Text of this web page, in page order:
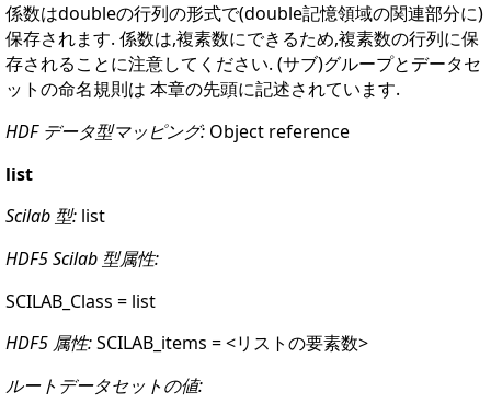
係数はdoubleの行列の形式で(double記憶領域の関連部分に)
保存されます. 係数は,複素数にできるため,複素数の行列に保
存されることに注意してください. (サブ)グループとデータセ
ットの命名規則は 本章の先頭に記述されています.
HDF データ型マッピング: Object reference
list
Scilab 型: list
HDF5 Scilab 型属性:
SCILAB_Class = list
HDF5 属性:SCILAB_items = <リストの要素数>
ルートデータセットの値: